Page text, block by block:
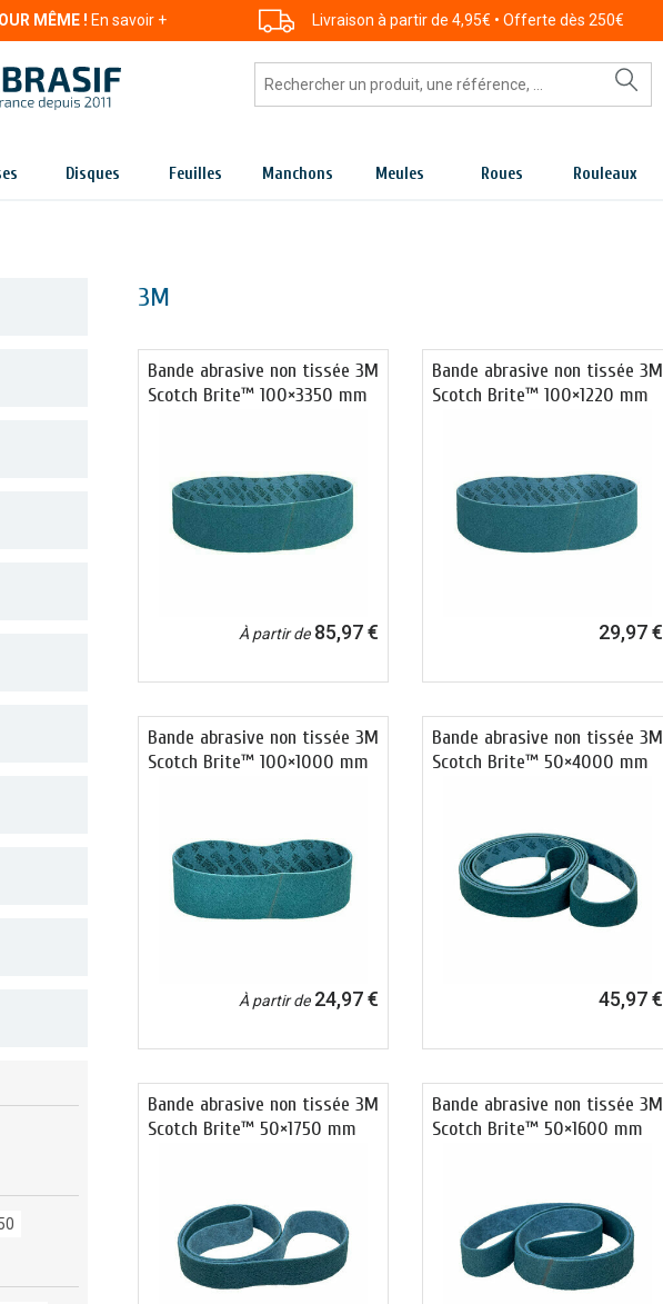
MÊME ! En savoir + Livraison à partir de 4,95€ • Offerte dès 250€
Disques Feuilles Manchons Meules Roues Rouleaux
3M
Bande abrasive non tissée 3M
Scotch Brite™ 100×3350 mm
À partir de85,97 €
Bande abrasive non tissée 3M
Scotch Brite™ 100×1220 mm
29,97 €
Bande abrasive non tissée 3M
Scotch Brite™ 100×1000 mm
À partir de24,97 €
Bande abrasive non tissée 3M
Scotch Brite™ 50×4000 mm
45,97 €
Bande abrasive non tissée 3M
Scotch Brite™ 50×1750 mm
Bande abrasive non tissée 3M
Scotch Brite™ 50×1600 mm